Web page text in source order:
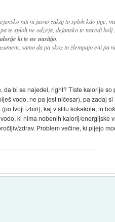
niti ni jasno zakaj to sploh kdo pije,
te sploh ne odžeja, dejansko te naredi bolj
ki te ne nasitijo.
samo da pa skoz to žlempajo eni pa
bi se najedel, right? Tiste kalorije
vodo, ne pa jest ničesar), pa zadaj
tvoji izbiri), kaj v stilu kokakole, in
ki nima nobenih kalorij/
zdrav. Problem večine, ki pijejo